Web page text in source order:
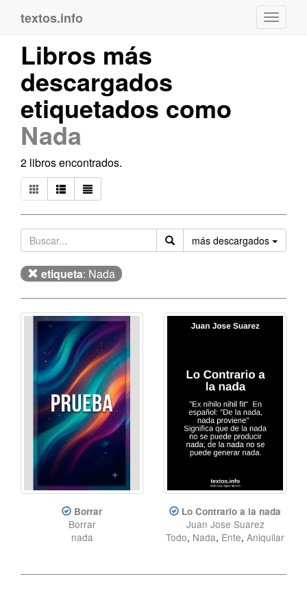
textos.info
Libros más
descargados
etiquetados como
Nada
2 libros encontrados.
más descargados
etiqueta: Nada
Borrar
Borrar
nada
Lo Contrario a la nada
Juan Jose Suarez
Todo, Nada, Ente, Aniquilar